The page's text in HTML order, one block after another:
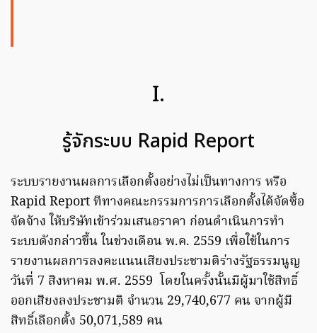
I.
รู้จักระบบ Rapid Report
ระบบรายงานผลการเลือกตั้งอย่างไม่เป็นทางการ หรือ
Rapid Report ทีทางคณะกรรมการการเลือกตั้งได้จัดซื้อ
จัดจ้าง ให้บริษัทเข้าร่วมเสนอราคา ก่อนดำเนินการทำ
ระบบดังกล่าวขึ้น ในช่วงเดือน พ.ค. 2559 เพื่อใช้ในการ
รายงานผลการลงคะแนนเสียงประชามติร่างรัฐธรรมนูญ
วันที่ 7 สิงหาคม พ.ศ. 2559 โดยในครั้งนั้นมีผู้มาใช้สิทธิ์
ออกเสียงลงประชามติ จำนวน 29,740,677 คน จากผู้มี
สิทธิ์เลือกตั้ง 50,071,589 คน